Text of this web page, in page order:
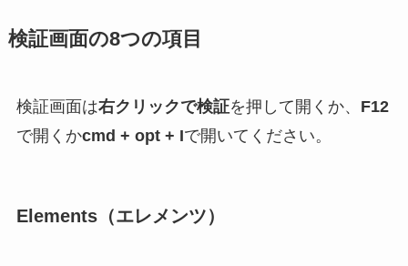
検証画面の8つの項目
検証画面は右クリックで検証を押して開くか、 F12
で開くかcmd + opt + Iで開いてください。
Elements（エレメンツ）